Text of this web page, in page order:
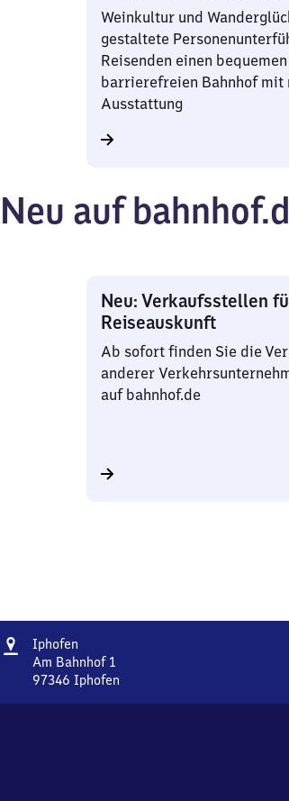
Weinkultur und
gestaltete
Reisenden einen
barrierefreien Bahnhof
Ausstattung
Neu auf
Neu: Verkaufsstellen
Reiseauskunft
Ab sofort finden Sie die
anderer
auf bahnhof.de
Adresse
Iphofen
Am Bahnhof 1
97346 Iphofen